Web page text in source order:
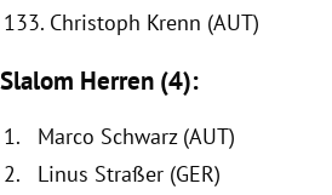
133. Christoph Krenn (AUT)
Slalom Herren (4):
1. Marco Schwarz (AUT)
2.
Linus Straßer (GER)